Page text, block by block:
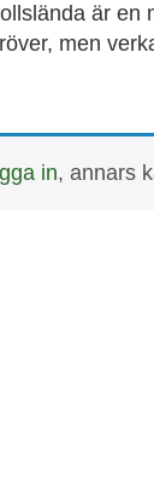
är en
men
in, annars